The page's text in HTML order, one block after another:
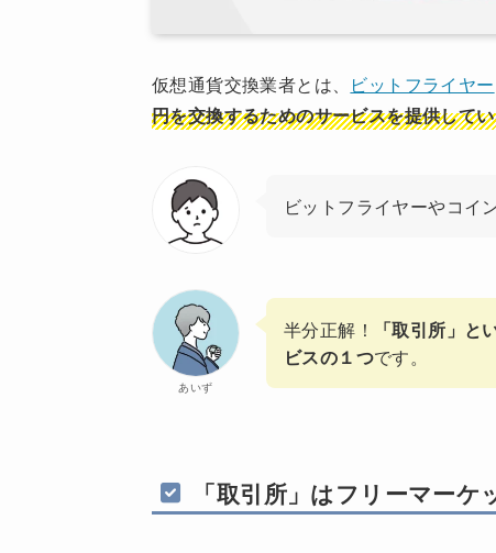
仮想通貨交換業者とは、 ビットフライヤー
円を交換するためのサービスを提供して
ビットフライヤーやコイ
あいず
半分正解！
「取引所」
ビスの１つです。
「取引所」はフリーマーケ